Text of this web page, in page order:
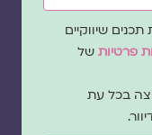
שיווקיים
פרטיות של
בכל עת